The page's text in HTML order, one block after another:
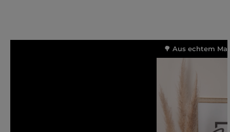
🌳 Aus echtem